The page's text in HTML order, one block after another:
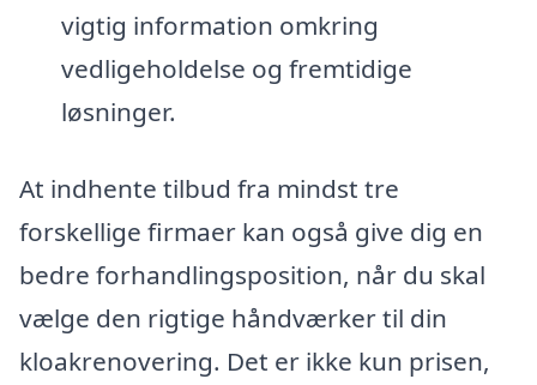
vigtig information omkring
vedligeholdelse og fremtidige
løsninger.
At indhente tilbud fra mindst tre
forskellige firmaer kan også give dig en
bedre forhandlingsposition, når du skal
vælge den rigtige håndværker til din
kloakrenovering. Det er ikke kun prisen,